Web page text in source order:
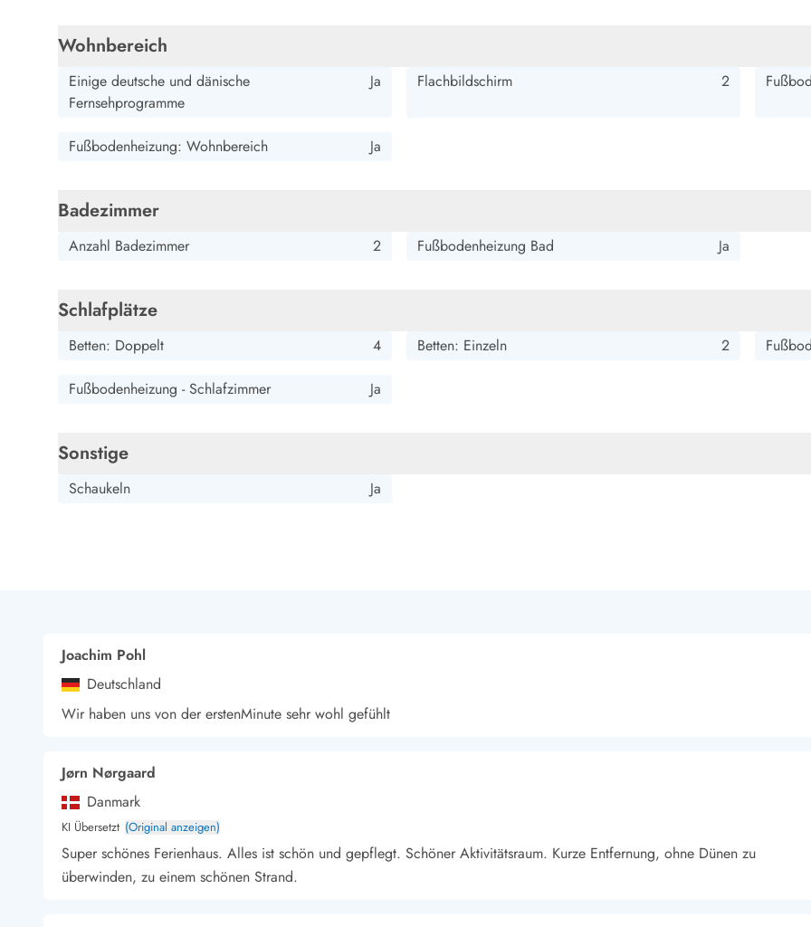
Kontakt & Öffnungszeiten
Nachhaltigkeit
Datenschutzerklärung
Wohnbereich
Einige deutsche und dänische
Fernsehprogramme
Ja Flachbildschirm 2
Fußbodenheizung: Wohnbereich Ja
Badezimmer
Anzahl Badezimmer 2 Fußbodenheizung Bad Ja
Schlafplätze
Betten: Doppelt 4 Betten: Einzeln 2
Fußbodenheizung - Schlafzimmer Ja
Sonstige
Schaukeln Ja
Joachim Pohl
Deutschland
Wir haben uns von der erstenMinute sehr wohl gefühlt
Jørn Nørgaard
Danmark
KI Übersetzt (Original anzeigen)
Super schönes Ferienhaus. Alles ist schön und gepflegt. Schöner Aktivitätsraum. Kurze Entfernung, ohne Dünen zu
überwinden, zu einem schönen Strand.